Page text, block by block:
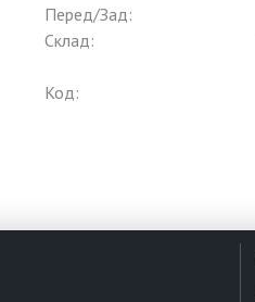
Перед/Зад:
Склад:
Код: